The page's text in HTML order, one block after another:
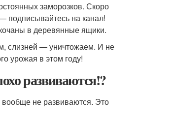
заморозков. Скоро
подписывайтесь на канал!
в деревянные ящики.
слизней — уничтожаем. И не
урожая в этом году!
развиваются!?
вообще не развиваются. Это